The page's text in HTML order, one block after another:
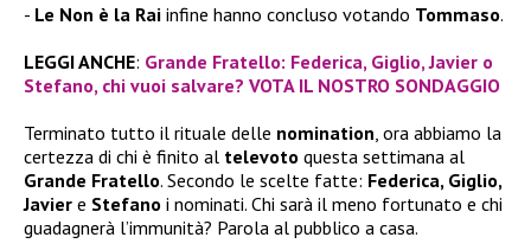
Le Non è la Rai infine hanno concluso votando Tommaso.
LEGGI ANCHE: Grande Fratello: Federica, Giglio, Javier o
Stefano, chi vuoi salvare? VOTA IL NOSTRO SONDAGGIO
Terminato tutto il rituale delle nomination , ora abbiamo la
certezza di chi è finito al televoto questa settimana al
Grande Fratello. Secondo le scelte fatte: Federica, Giglio,
Javier e Stefano i nominati. Chi sarà il meno fortunato e chi
guadagnerà l’immunità? Parola al pubblico a casa.